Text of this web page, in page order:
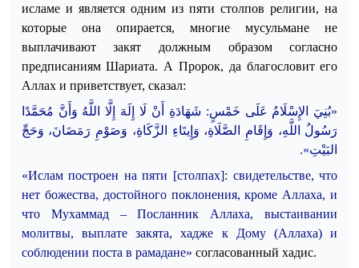
исламе и является одним из пяти столпов религии, на
которые она опирается, многие мусульмане не
выплачивают закят должным образом согласно
предписаниям Шариата. А Пророк, да благословит его
Аллах и приветствует, сказал:
«بُنِيَ الإِسْلَامُ عَلَى خَمْسٍ: شَهَادَةِ أَنْ لَا إِلَهَ إِلَّا اللَّهُ وَأَنَّ مُحَمَّدًا
رَسُولُ اللَّهِ، وَإِقَامِ الصَّلَاةِ، وَإِيتَاءِ الزَّكَاةِ، وَصَوْمِ رَمَضَانَ، وَحَجِّ
البَيْتِ».
«Ислам построен на пяти [столпах]: свидетельстве, что
нет божества, достойного поклонения, кроме Аллаха, и
что Мухаммад – Посланник Аллаха,
выстаивании
молитвы, выплате закята, хадже к Дому (Аллаха) и
соблюдении поста в рамадане» согласованный хадис.